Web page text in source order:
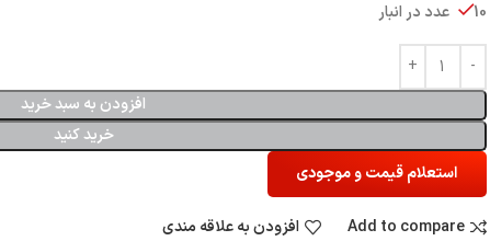
10 عدد در انبار
افزودن به سبد خرید
خرید کنید
استعلام قیمت و موجودی
Add to compare افزودن به علاقه مندی